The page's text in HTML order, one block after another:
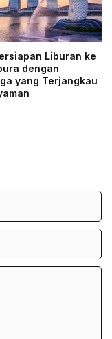
Liburan ke
dengan
yang Terjangkau